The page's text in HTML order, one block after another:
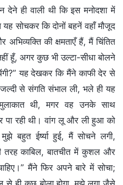
देने ही वाली थी कि इस मनोदशा में
सोचकर कि दोनों बहनें वहाँ मौजूद
की क्षमताएँ हैं, मैं चिंतित
हूँ, अगर कुछ भी उल्टा-सीधा बोलने
यह देखकर कि मैंने काफी देर से
से संगति संभाल ली, भले ही यह
थी, मगर वह उनके साथ
पा रही थी। वांग लू और ली हुआ को
बहुत ईर्ष्या हुई, मैं सोचने लगी,
तरह काबिल, बातचीत में कुशल और
मैंने फिर अपने बारे में सोचा;